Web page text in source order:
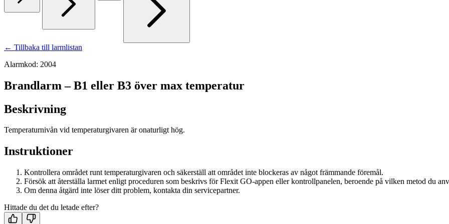
← Tillbaka till larmlistan
Alarmkod: 2004
Brandlarm – B1 eller B3 över max temperatur
Beskrivning
Temperaturnivån vid temperaturgivaren är onaturligt hög.
Instruktioner
Kontrollera området runt temperaturgivaren och säkerställ att området inte blockeras av något främmande föremål.
Försök att återställa larmet enligt proceduren som beskrivs för Flexit GO-appen eller kontrollpanelen, beroende på vilken metod du
Om denna åtgärd inte löser ditt problem, kontakta din servicepartner.
Hittade du det du letade efter?